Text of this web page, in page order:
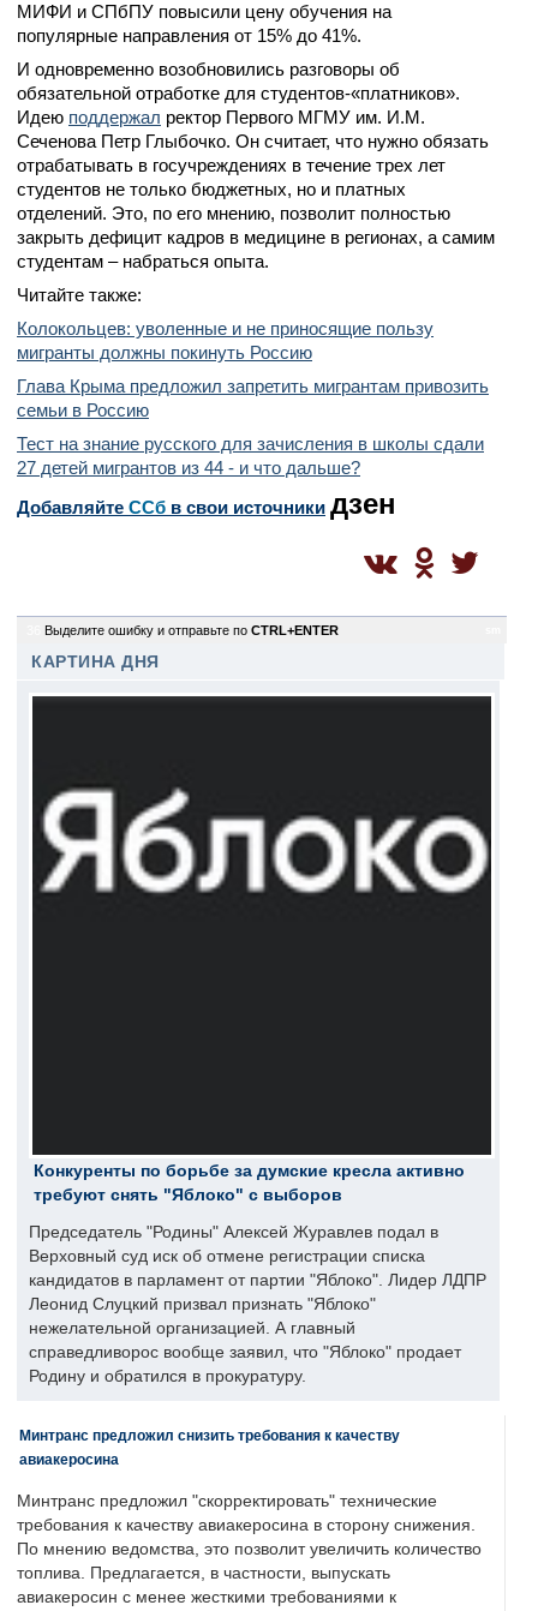
МИФИ и СПбПУ повысили цену обучения на
популярные направления от 15% до 41%.
И одновременно возобновились разговоры об
обязательной отработке для студентов-«платников».
Идею поддержал ректор Первого МГМУ им. И.М.
Сеченова Петр Глыбочко. Он считает, что нужно обязать
отрабатывать в госучреждениях в течение трех лет
студентов не только бюджетных, но и платных
отделений. Это, по его мнению, позволит полностью
закрыть дефицит кадров в медицине в регионах, а самим
студентам – набраться опыта.
Читайте также:
Колокольцев: уволенные и не приносящие пользу
мигранты должны покинуть Россию
Глава Крыма предложил запретить мигрантам привозить
семьи в Россию
Тест на знание русского для зачисления в школы сдали
27 детей мигрантов из 44 - и что дальше?
Добавляйте CСб в свои источники дзен
Выделите ошибку и отправьте по CTRL+ENTER
КАРТИНА ДНЯ
Конкуренты по борьбе за думские кресла активно
требуют снять "Яблоко" с выборов
Председатель "Родины" Алексей Журавлев подал в
Верховный суд иск об отмене регистрации списка
кандидатов в парламент от партии "Яблоко". Лидер ЛДПР
Леонид Слуцкий призвал признать "Яблоко"
нежелательной организацией. А главный
справедливорос вообще заявил, что "Яблоко" продает
Родину и обратился в прокуратуру.
Минтранс предложил снизить требования к качеству
авиакеросина
Минтранс предложил "скорректировать" технические
требования к качеству авиакеросина в сторону снижения.
По мнению ведомства, это позволит увеличить количество
топлива. Предлагается, в частности, выпускать
авиакеросин с менее жесткими требованиями к